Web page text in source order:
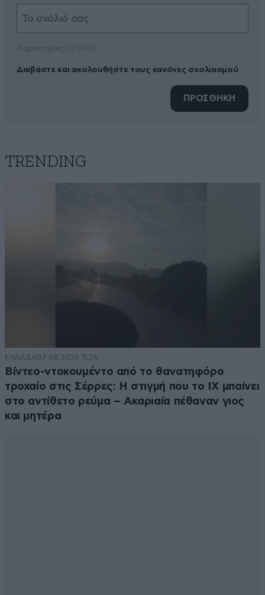
Διαβάστε και ακολουθήστε τους κανόνες σχολιασμού
ΠΡΟΣΘΗΚΗ
TRENDING
ΕΛΛΑΔΑ07·08·2026 11:26
Βίντεο-ντοκουμέντο από το θανατηφόρο
τροχαίο στις Σέρρες: Η στιγμή που το ΙΧ μπαίνει
στο αντίθετο ρεύμα – Ακαριαία πέθαναν γιος
και μητέρα